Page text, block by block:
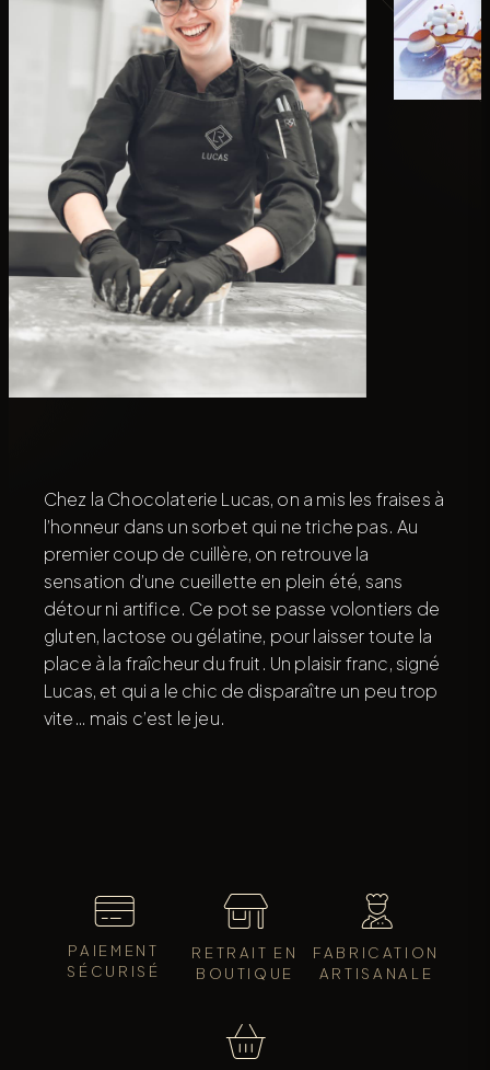
Chez la Chocolaterie Lucas, on a mis les fraises à
l’honneur dans un sorbet qui ne triche pas. Au
premier coup de cuillère, on retrouve la
sensation d’une cueillette en plein été, sans
détour ni artifice. Ce pot se passe volontiers de
gluten, lactose ou gélatine, pour laisser toute la
place à la fraîcheur du fruit. Un plaisir franc, signé
Lucas, et qui a le chic de disparaître un peu trop
vite… mais c’est le jeu.
PAIEMENT
SÉCURISÉ
RETRAIT EN
BOUTIQUE
FABRICATION
ARTISANALE